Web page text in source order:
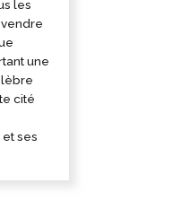
les
une
cité
ses